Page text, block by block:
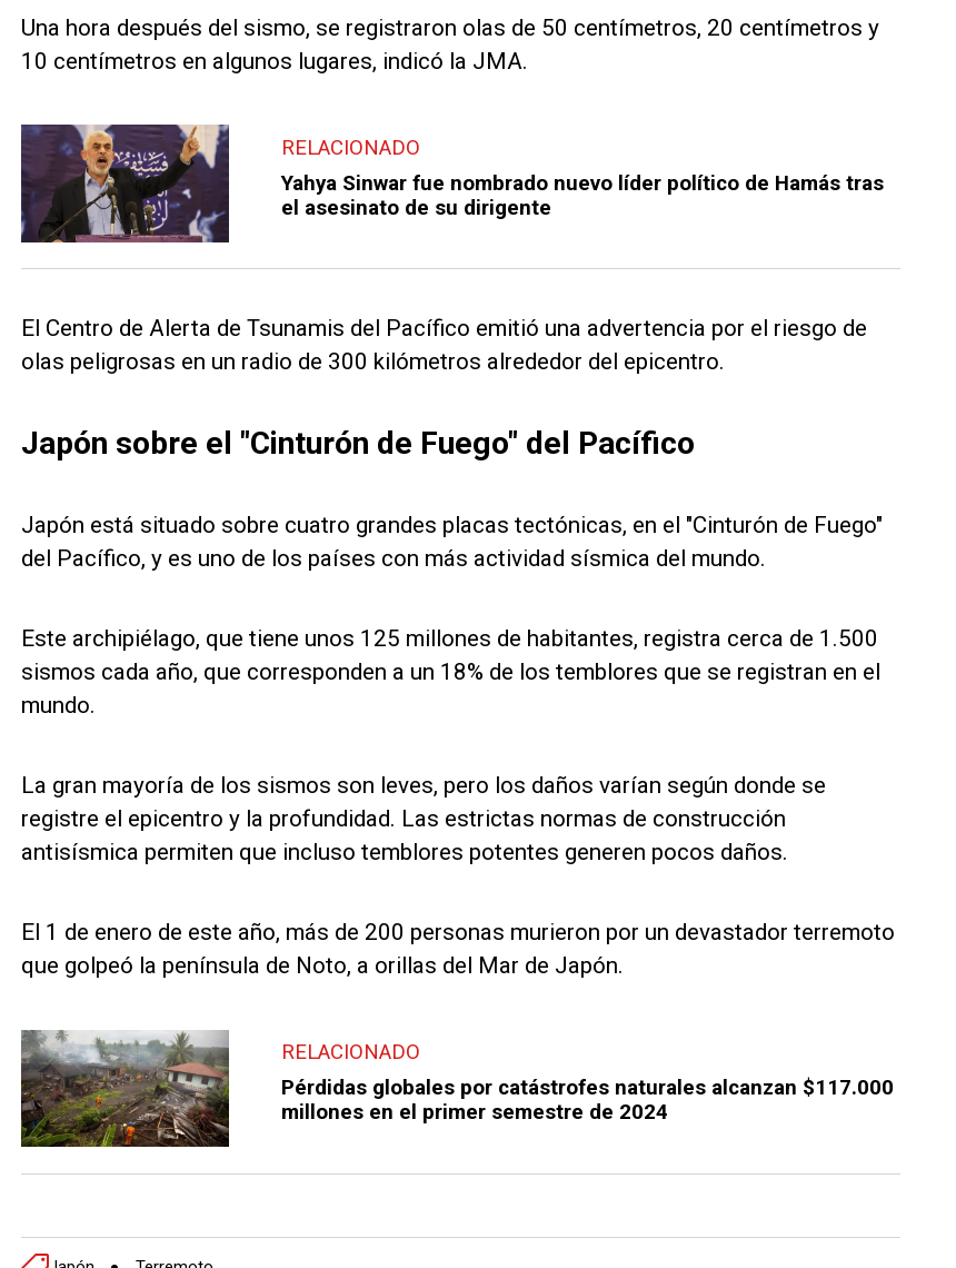
Una hora después del sismo, se registraron olas de 50 centímetros, 20 centímetros y
10 centímetros en algunos lugares, indicó la JMA.
RELACIONADO
Yahya Sinwar fue nombrado nuevo líder político de Hamás tras
el asesinato de su dirigente
El Centro de Alerta de Tsunamis del Pacífico emitió una advertencia por el riesgo de
olas peligrosas en un radio de 300 kilómetros alrededor del epicentro.
Japón sobre el "Cinturón de Fuego" del Pacífico
Japón está situado sobre cuatro grandes placas tectónicas, en el "Cinturón de Fuego"
del Pacífico, y es uno de los países con más actividad sísmica del mundo.
Este archipiélago, que tiene unos 125 millones de habitantes, registra cerca de 1.500
sismos cada año, que corresponden a un 18% de los temblores que se registran en el
mundo.
La gran mayoría de los sismos son leves, pero los daños varían según donde se
registre el epicentro y la profundidad. Las estrictas normas de construcción
antisísmica permiten que incluso temblores potentes generen pocos daños.
El 1 de enero de este año, más de 200 personas murieron por un devastador terremoto
que golpeó la península de Noto, a orillas del Mar de Japón.
RELACIONADO
Pérdidas globales por catástrofes naturales alcanzan $117.000
millones en el primer semestre de 2024